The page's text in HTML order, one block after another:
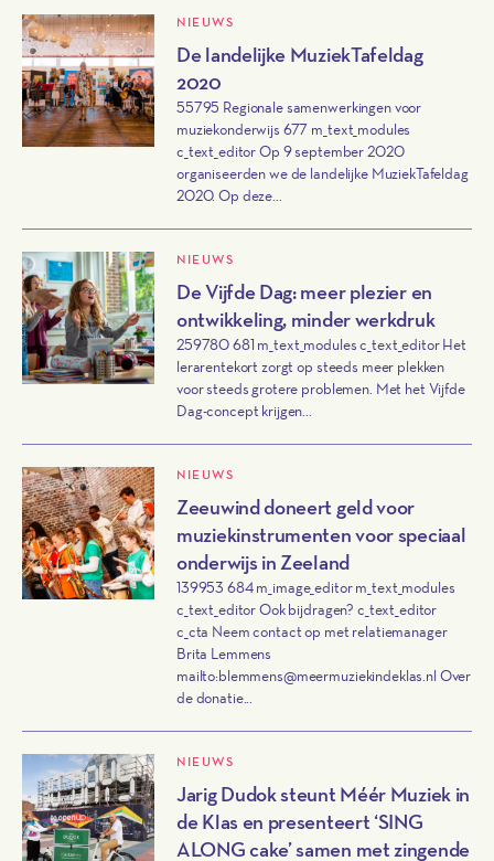
NIEUWS
De landelijke MuziekTafeldag
2020
55795 Regionale samenwerkingen voor
muziekonderwijs 677 m_text_modules
c_text_editor Op 9 september 2020
organiseerden we de landelijke MuziekTafeldag
2020. Op deze...
NIEUWS
De Vijfde Dag: meer plezier en
ontwikkeling, minder werkdruk
259780 681 m_text_modules c_text_editor Het
lerarentekort zorgt op steeds meer plekken
voor steeds grotere problemen. Met het Vijfde
Dag-concept krijgen...
NIEUWS
Zeeuwind doneert geld voor
muziekinstrumenten voor speciaal
onderwijs in Zeeland
139953 684 m_image_editor m_text_modules
c_text_editor Ook bijdragen? c_text_editor
c_cta Neem contact op met relatiemanager
Brita Lemmens
mailto:blemmens@meermuziekindeklas.nl Over
de donatie...
NIEUWS
Jarig Dudok steunt Méér Muziek in
de Klas en presenteert ‘SING
ALONG cake’ samen met zingende